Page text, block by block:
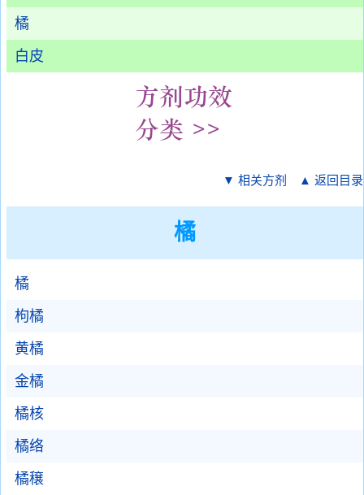
橘
白皮
▼ 相关方剂 ▲ 返回目录
橘
橘
枸橘
黄橘
金橘
橘核
橘络
橘穣